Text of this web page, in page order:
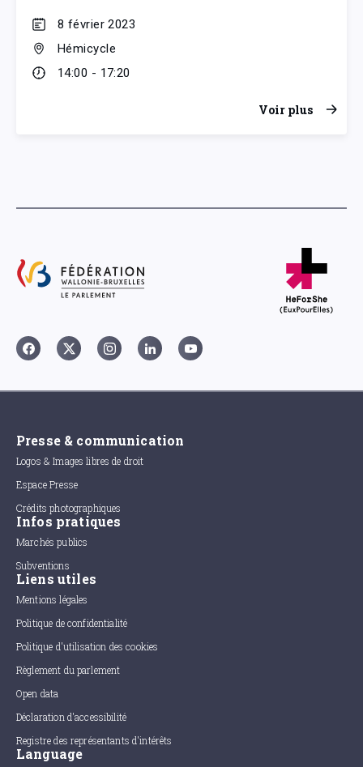
8 février 2023
Hémicycle
14:00 - 17:20
Voir plus
Presse & communication
Logos & Images libres de droit
Espace Presse
Crédits photographiques
Infos pratiques
Marchés publics
Subventions
Liens utiles
Mentions légales
Politique de confidentialité
Politique d'utilisation des cookies
Règlement du parlement
Open data
Déclaration d'accessibilité
Registre des représentants d'intérêts
Language